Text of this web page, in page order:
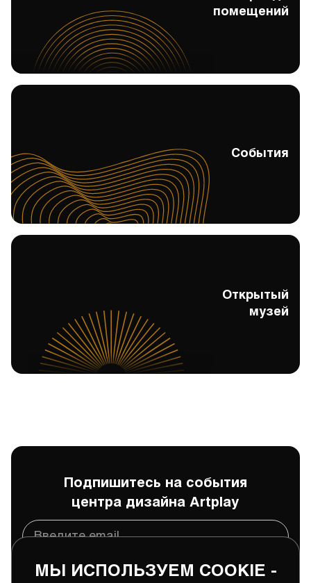
помещений
События События
Открытый
музей
Подпишитесь на события
центра дизайна Artplay
МЫ ИСПОЛЬЗУЕМ COOKIE -